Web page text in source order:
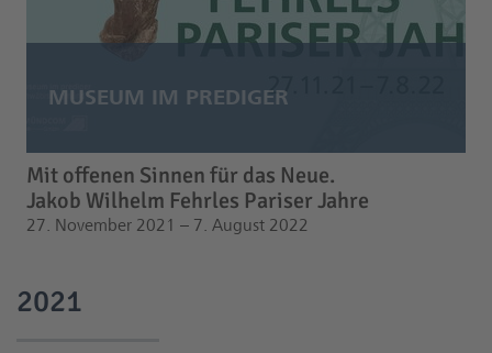
Mit offenen Sinnen für das Neue.
Jakob Wilhelm Fehrles Pariser Jahre
27. November 2021 – 7. August 2022
2021